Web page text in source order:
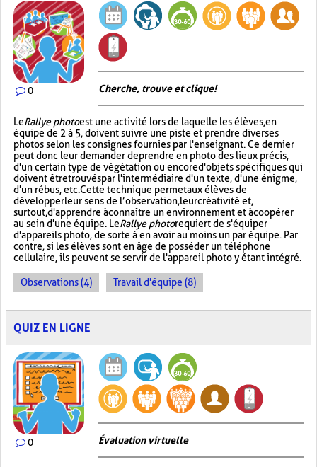
0 Cherche, trouve et clique !
LeRallye photoest une activité lors de laquelle les élèves, en
équipe de 2 à 5, doivent suivre une piste et prendre diverses
photos selon les consignes fournies par l'enseignant. Ce dernier
peut donc leur demander de prendre en photo des lieux précis,
d'un certain type de végétation ou encore d'objets spécifiques qui
doivent être trouvés par l'intermédiaire d'un texte, d'une énigme,
d'un rébus, etc. Cette technique permet aux élèves de
développer leur sens de l’observation, leur créativité et,
surtout, d'apprendre à connaître un environnement et à coopérer
au sein d'une équipe. LeRallye photorequiert de s'équiper
d'appareils photo, de sorte à en avoir au moins un par équipe. Par
contre, si les élèves sont en âge de posséder un téléphone
cellulaire, ils peuvent se servir de l'appareil photo y étant intégré.
Observations (4) Travail d'équipe (8)
QUIZ EN LIGNE
0 Évaluation virtuelle